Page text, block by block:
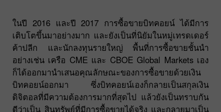
ในปี 2016 และปี 2017 การซื้อขายบิทคอยน์ ได้มีการ
เติบโตขึ้นมาอย่างมาก และยังเป็นที่นิยัมในหมู่เทรดเดอร์
ค้าปลีก และนักลงทุนรายใหญ่ พื้นที่การซื้อขายชั้นนำ
อย่างเช่น เครือ CME และ CBOE Global Markets เอง
ก็ได้ออกมานำเสนอคุณลักษณะของการซื้อขายด้วยเงิน
บิทคอยน์ออกมา ซึ่งบิทคอยน์เองก็กลายเป็นสกุลเงิน
ดิจิตอลที่มีความต้องการมากที่สุดไป แล้วยังเป็นทราบกัน
ดีว่าเป็น สินทรัพย์ที่มีการซื้อขายได้จริง และกลายมาเป็น